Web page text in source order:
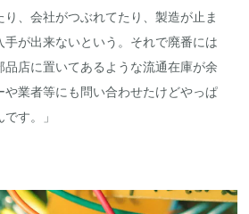
、会社がつぶれてたり、製造が止ま
手が出来ないという。それで廃番には
品店に置いてあるような流通在庫が余
や業者等にも問い合わせたけどやっぱ
す。」